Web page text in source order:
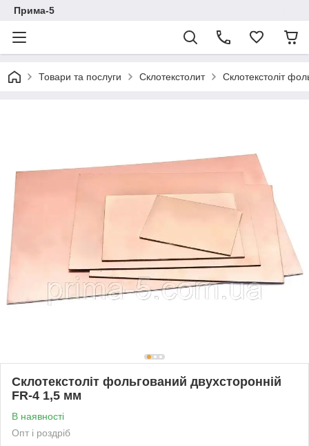
Прима-5
Товари та послуги Склотекстолит Склотекстоліт
Склотекстоліт фольгований двухсторонній
FR-4 1,5 мм
В наявності
Опт і роздріб